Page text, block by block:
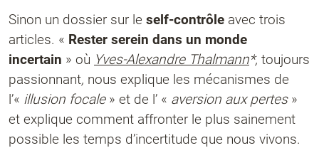
Sinon un dossier sur le self-contrôle avec trois
articles. « Rester serein dans un monde
incertain » où Yves-Alexandre Thalmann*, toujours
passionnant, nous explique les mécanismes de
l’« illusion focale» et de l’ « aversion aux pertes»
et explique comment affronter le plus sainement
possible les temps d’incertitude que nous vivons.